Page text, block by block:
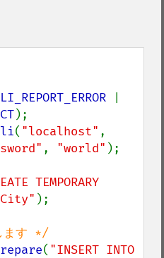
( "localhost"
, "world" );
TEMPORARY
City" );
( "INSERT INTO